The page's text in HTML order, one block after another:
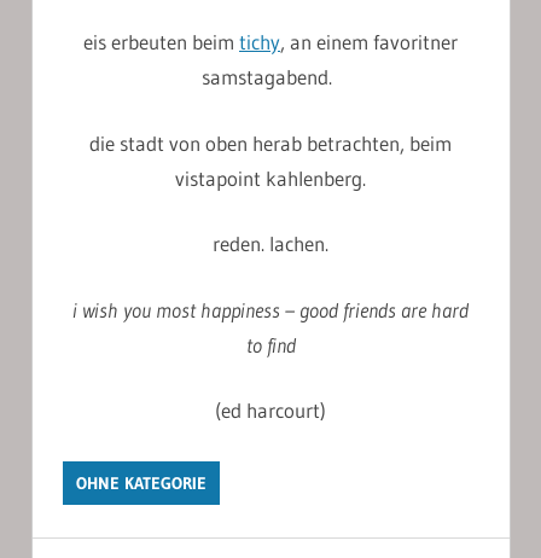
eis erbeuten beim tichy, an einem favoritner
samstagabend.
die stadt von oben herab betrachten, beim
vistapoint kahlenberg.
reden. lachen.
i wish you most happiness – good friends are hard
to find
(ed harcourt)
OHNE KATEGORIE